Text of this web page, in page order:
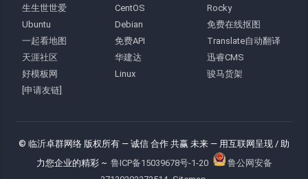
生生世世爱
CentOS
Rocky
Ubuntu
Debian
免费在线抠图
一起看地图
免费API
Translate自动翻译
天涯社区
华建达
迅睿CMS
好模板网
Linux
骏马货架
[申请友链]
© 临沂卓群网络 版权所有 — 诚信 合作 共赢 未来 — 用互联网呈现 / 助
力您企业的精彩 ~ 鲁ICP备15039678号-1-20
鲁公网安备